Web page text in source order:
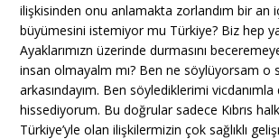
ilişkisinden onu anlamakta zorlandım bir an
büyümesini istemiyor mu Türkiye? Biz hep
Ayaklarımızn üzerinde durmasını
insan olmayalm mı? Ben ne söylüyorsam o
arkasındayım. Ben söylediklerimi vicdanımla
hissediyorum. Bu doğrular sadece Kıbrıs
Türkiye’yle olan ilişkilermizin çok sağlıklı